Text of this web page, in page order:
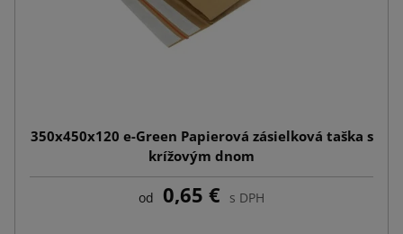
350x450x120 e-Green Papierová zásielková taška s
krížovým dnom
od 0,65 € s DPH